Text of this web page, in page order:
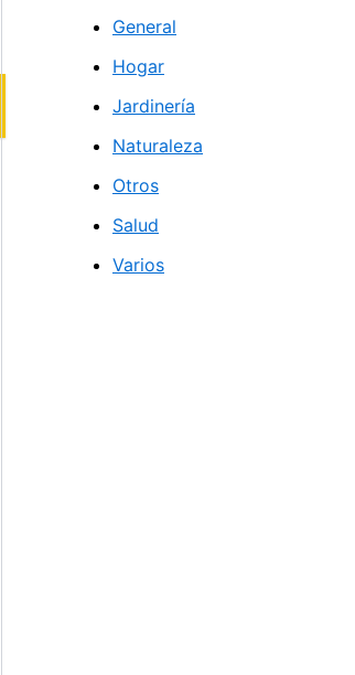
General
Hogar
Jardinería
Naturaleza
Otros
Salud
Varios